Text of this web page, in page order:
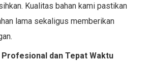
Kualitas bahan kami pastikan
lama sekaligus memberikan
dan Tepat Waktu